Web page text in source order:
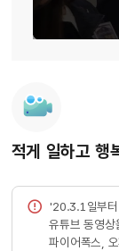
적게 일하고 행
'20.3.1일부터
유튜브 동영상
파이어폭스,